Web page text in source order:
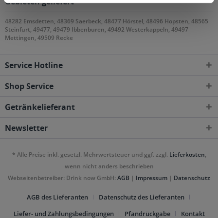
48282 Emsdetten, 48369 Saerbeck, 48477 Hörstel, 48496 Hopsten, 48565
Steinfurt, 49477, 49479 Ibbenbüren, 49492 Westerkappeln, 49497
Mettingen, 49509 Recke
Service Hotline
Shop Service
Getränkelieferant
Newsletter
* Alle Preise inkl. gesetzl. Mehrwertsteuer und ggf. zzgl. Lieferkosten,
wenn nicht anders beschrieben
Webseitenbetreiber: Drink now GmbH: AGB | Impressum | Datenschutz
AGB des Lieferanten
Datenschutz des Lieferanten
Liefer- und Zahlungsbedingungen
Pfandrückgabe Kontakt